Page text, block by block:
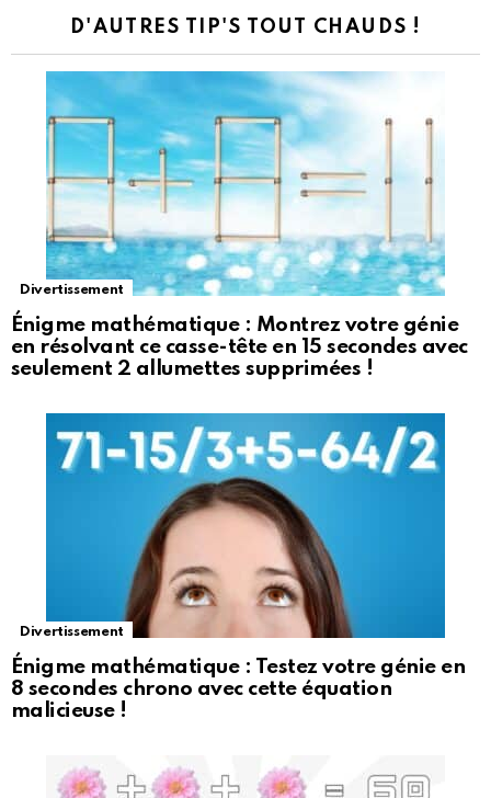
D'AUTRES TIP'S TOUT CHAUDS !
Divertissement
Énigme mathématique : Montrez votre génie
en résolvant ce casse-tête en 15 secondes avec
seulement 2 allumettes supprimées !
Divertissement
Énigme mathématique : Testez votre génie en
8 secondes chrono avec cette équation
malicieuse !